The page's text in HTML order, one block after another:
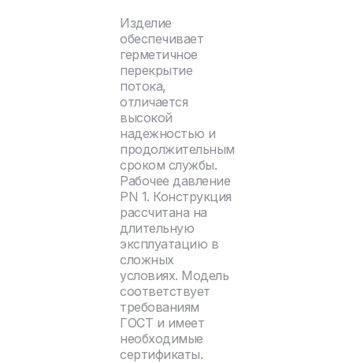
Изделие
обеспечивает
герметичное
перекрытие
потока,
отличается
высокой
надежностью и
продолжительным
сроком службы.
Рабочее давление
PN 1. Конструкция
рассчитана на
длительную
эксплуатацию в
сложных
условиях. Модель
соответствует
требованиям
ГОСТ и имеет
необходимые
сертификаты.